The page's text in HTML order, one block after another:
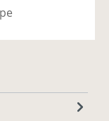
1, 56337
1, 56337